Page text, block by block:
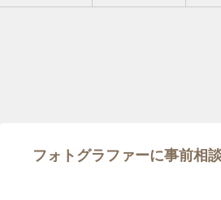
フォトグラファーに事前相